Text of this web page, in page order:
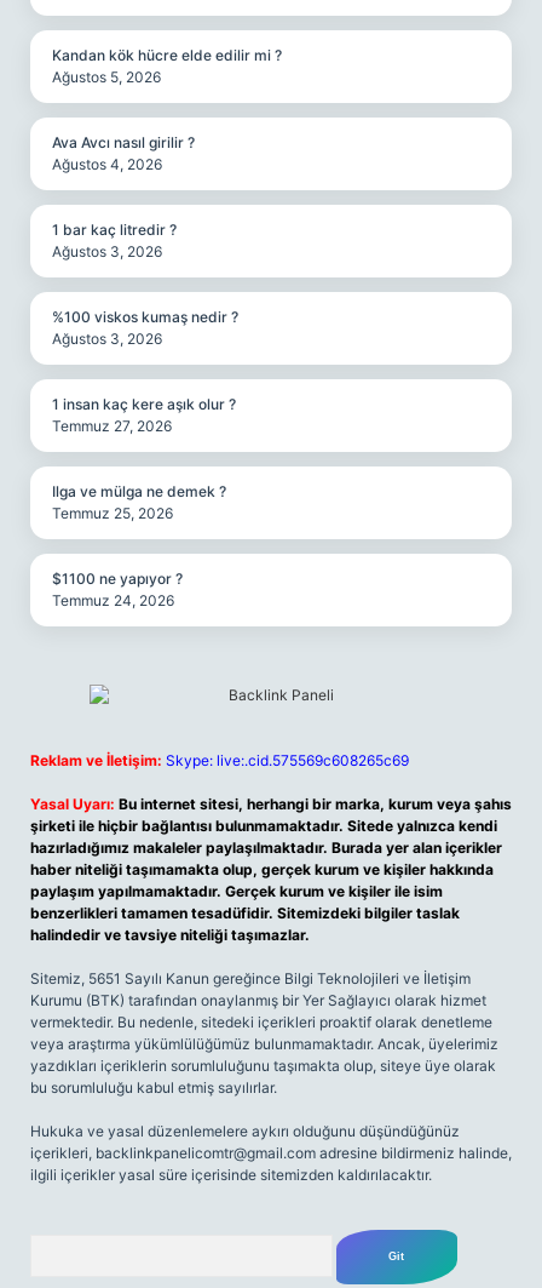
Kandan kök hücre elde edilir mi ?
Ağustos 5, 2026
Ava Avcı nasıl girilir ?
Ağustos 4, 2026
1 bar kaç litredir ?
Ağustos 3, 2026
%100 viskos kumaş nedir ?
Ağustos 3, 2026
1 insan kaç kere aşık olur ?
Temmuz 27, 2026
Ilga ve mülga ne demek ?
Temmuz 25, 2026
$1100 ne yapıyor ?
Temmuz 24, 2026
Reklam ve İletişim: Skype: live:.cid.575569c608265c69
Yasal Uyarı: Bu internet sitesi, herhangi bir marka, kurum veya şahıs
şirketi ile hiçbir bağlantısı bulunmamaktadır. Sitede yalnızca kendi
hazırladığımız makaleler paylaşılmaktadır. Burada yer alan içerikler
haber niteliği taşımamakta olup, gerçek kurum ve kişiler hakkında
paylaşım yapılmamaktadır. Gerçek kurum ve kişiler ile isim
benzerlikleri tamamen tesadüfidir. Sitemizdeki bilgiler taslak
halindedir ve tavsiye niteliği taşımazlar.
Sitemiz, 5651 Sayılı Kanun gereğince Bilgi Teknolojileri ve İletişim
Kurumu (BTK) tarafından onaylanmış bir Yer Sağlayıcı olarak hizmet
vermektedir. Bu nedenle, sitedeki içerikleri proaktif olarak denetleme
veya araştırma yükümlülüğümüz bulunmamaktadır. Ancak, üyelerimiz
yazdıkları içeriklerin sorumluluğunu taşımakta olup, siteye üye olarak
bu sorumluluğu kabul etmiş sayılırlar.
Hukuka ve yasal düzenlemelere aykırı olduğunu düşündüğünüz
içerikleri, backlinkpanelicomtr@gmail.com adresine bildirmeniz halinde,
ilgili içerikler yasal süre içerisinde sitemizden kaldırılacaktır.